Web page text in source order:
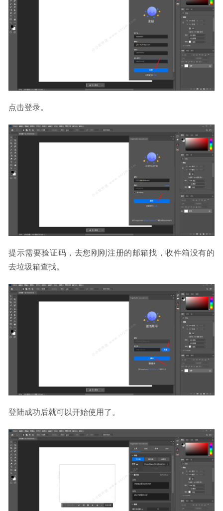
点击登录。
提示需要验证码，去您刚刚注册的邮箱找，收件箱没有的
去垃圾箱查找。
登陆成功后就可以开始使用了。